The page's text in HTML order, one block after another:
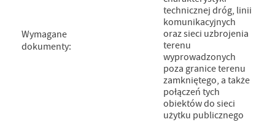
Wymagane
dokumenty:
technicznej dróg, linii
komunikacyjnych
oraz sieci uzbrojenia
terenu
wyprowadzonych
poza granice terenu
zamkniętego, a także
połączeń tych
obiektów do sieci
użytku publicznego